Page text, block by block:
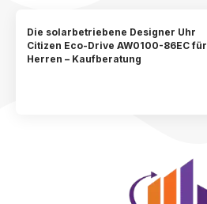
Die solarbetriebene Designer Uhr
Citizen Eco-Drive AW0100-86EC für
Herren – Kaufberatung